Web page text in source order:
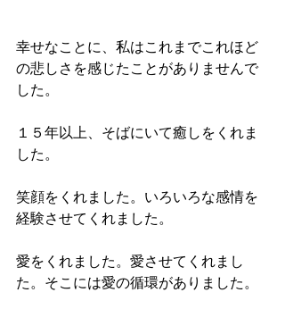
幸せなことに、私はこれまでこれほど
の悲しさを感じたことがありませんで
した。
１５年以上、そばにいて癒しをくれま
した。
笑顔をくれました。いろいろな感情を
経験させてくれました。
愛をくれました。愛させてくれまし
た。そこには愛の循環がありました。